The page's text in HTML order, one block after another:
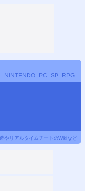
NINTENDO PC SP RPG
やリアルタイムチートのWikiなど